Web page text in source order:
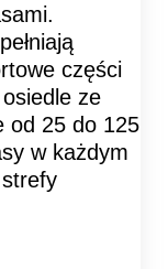
części
ze
od 25 do 125
w każdym
strefy